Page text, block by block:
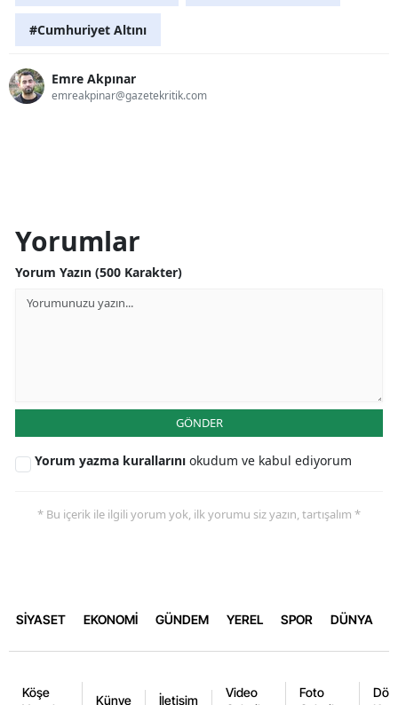
#Cumhuriyet Altını
Emre Akpınar
emreakpinar@gazetekritik.com
Yorumlar
Yorum Yazın (500 Karakter)
GÖNDER
Yorum yazma kurallarını okudum ve kabul ediyorum
* Bu içerik ile ilgili yorum yok, ilk yorumu siz yazın, tartışalım *
SİYASET EKONOMİ GÜNDEM YEREL SPOR DÜNYA
Köşe
Künye İletişim
Video
Foto